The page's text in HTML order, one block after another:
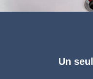
Un